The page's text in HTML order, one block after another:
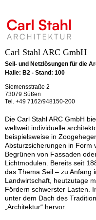
Carl Stahl ARC GmbH
Seil- und Netzlösungen für die
Halle: B2 - Stand: 100
Siemensstraße 2
73079 Süßen
Tel. +49 7162/948150-200
Die Carl Stahl ARC GmbH
weltweit individuelle
beispielsweise in
Absturzsicherungen in Form
Begrünen von Fassaden
Lichtmodulen. Bereits seit
das Thema Seil – zu Anfang
Landwirtschaft, heutzutage
Fördern schwerster Lasten.
unter dem Dach des
„Architektur“ hervor.